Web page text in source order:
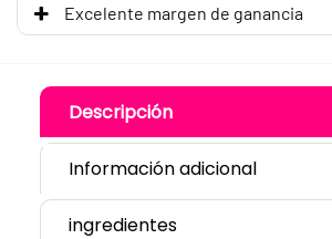
Excelente margen de ganancia
Descripción
Información adicional
ingredientes